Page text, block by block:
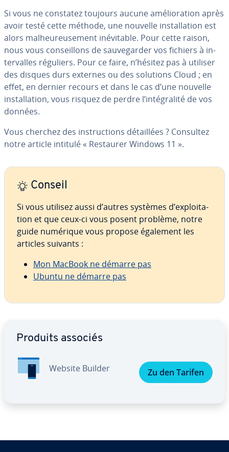
Si vous ne constatez toujours aucune amé­lio­ra­tion après
avoir testé cette méthode, une nouvelle ins­tal­la­tion est
alors mal­heu­reu­se­ment iné­vi­table. Pour cette raison,
nous vous con­seil­lons de sau­ve­gar­der vos fichiers à in­
ter­valles réguliers. Pour ce faire, n’hésitez pas à utiliser
des disques durs externes ou des solutions Cloud ; en
effet, en dernier recours et dans le cas d’une nouvelle
ins­tal­la­tion, vous risquez de perdre l’in­té­gra­lité de vos
données.
Vous cherchez des ins­truc­tions dé­tail­lées ? Consultez
notre article intitulé « Restaurer Windows 11 ».
Conseil
Si vous utilisez aussi d’autres systèmes d’ex­ploi­ta­
tion et que ceux-ci vous posent problème, notre
guide numérique vous propose également les
articles suivants :
Mon MacBook ne démarre pas
Ubuntu ne démarre pas
Produits associés
Website Builder Zu den Tarifen